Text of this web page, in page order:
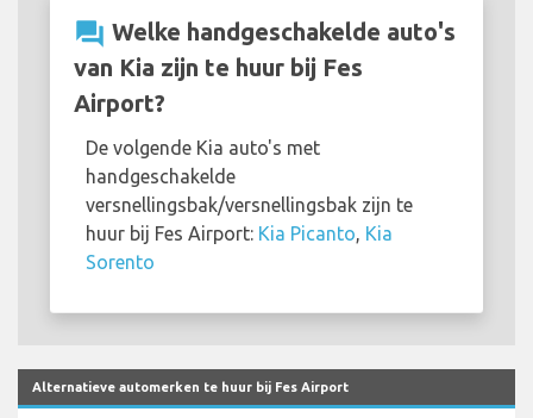
question_answer Welke handgeschakelde auto's
van Kia zijn te huur bij Fes
Airport?
De volgende Kia auto's met
handgeschakelde
versnellingsbak/versnellingsbak zijn te
huur bij Fes Airport: Kia Picanto, Kia
Sorento
Alternatieve automerken te huur bij Fes Airport